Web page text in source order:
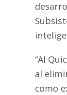
“AI
al
como